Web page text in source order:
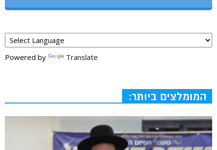
Powered by Translate
המומלצים ביותר: